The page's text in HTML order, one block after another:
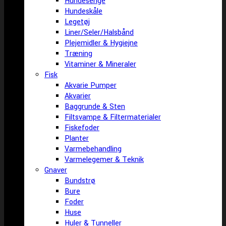
Hundeskåle
Legetøj
Liner/Seler/Halsbånd
Plejemidler & Hygiejne
Træning
Vitaminer & Mineraler
Fisk
Akvarie Pumper
Akvarier
Baggrunde & Sten
Filtsvampe & Filtermaterialer
Fiskefoder
Planter
Varmebehandling
Varmelegemer & Teknik
Gnaver
Bundstrø
Bure
Foder
Huse
Huler & Tunneller